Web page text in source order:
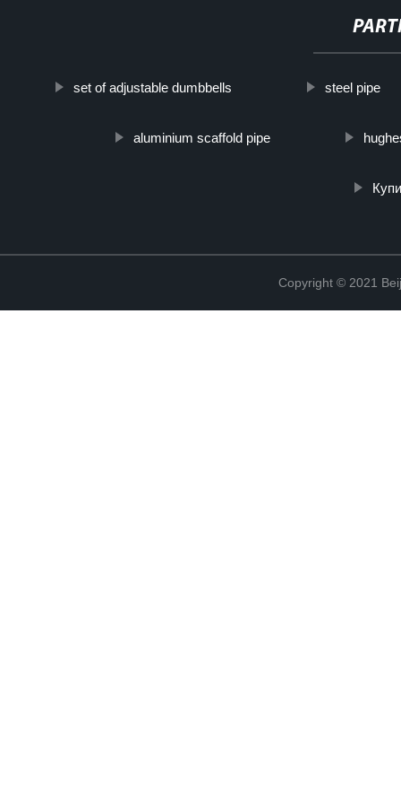
set of adjustable dumbbells steel pipe
aluminium scaffold pipe
Copyright © 2021